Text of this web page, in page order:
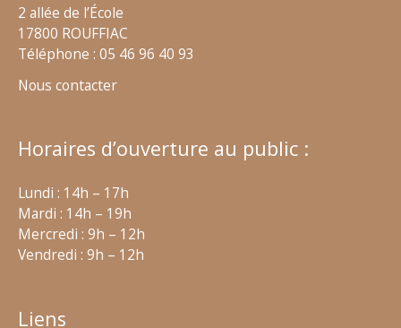
2 allée de l’École
17800 ROUFFIAC
Téléphone : 05 46 96 40 93
Nous contacter
Horaires d’ouverture au public :
Lundi : 14h – 17h
Mardi : 14h – 19h
Mercredi : 9h – 12h
Vendredi : 9h – 12h
Liens